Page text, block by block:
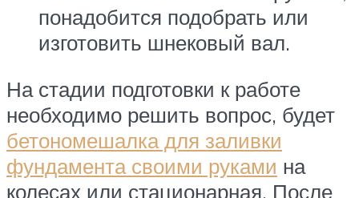
понадобится подобрать или
изготовить шнековый вал.
На стадии подготовки к работе
необходимо решить вопрос, будет
бетономешалка для заливки
фундамента своими руками на
колесах или стационарная. После